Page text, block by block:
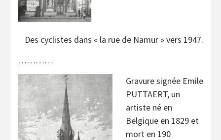
Des cyclistes dans « la rue de Namur » vers 1947.
…………
Gravure signée Emile
PUTTAERT, un
artiste né en
Belgique en 1829 et
mort en 190